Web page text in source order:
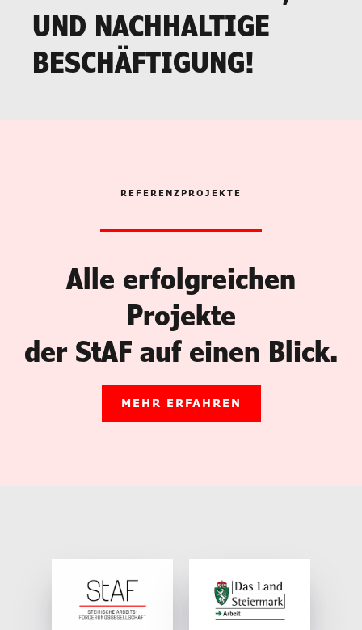
UND NACHHALTIGE
BESCHÄFTIGUNG!
REFERENZPROJEKTE
Alle erfolgreichen
Projekte
der StAF auf einen Blick.
MEHR ERFAHREN